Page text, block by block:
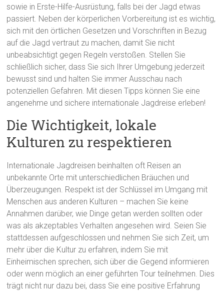
sowie in Erste-Hilfe-Ausrüstung, falls bei der Jagd etwas
passiert. Neben der körperlichen Vorbereitung ist es wichtig,
sich mit den örtlichen Gesetzen und Vorschriften in Bezug
auf die Jagd vertraut zu machen, damit Sie nicht
unbeabsichtigt gegen Regeln verstoßen. Stellen Sie
schließlich sicher, dass Sie sich Ihrer Umgebung jederzeit
bewusst sind und halten Sie immer Ausschau nach
potenziellen Gefahren. Mit diesen Tipps können Sie eine
angenehme und sichere internationale Jagdreise erleben!
Die Wichtigkeit, lokale
Kulturen zu respektieren
Internationale Jagdreisen beinhalten oft Reisen an
unbekannte Orte mit unterschiedlichen Bräuchen und
Überzeugungen. Respekt ist der Schlüssel im Umgang mit
Menschen aus anderen Kulturen – machen Sie keine
Annahmen darüber, wie Dinge getan werden sollten oder
was als akzeptables Verhalten angesehen wird. Seien Sie
stattdessen aufgeschlossen und nehmen Sie sich Zeit, um
mehr über die Kultur zu erfahren, indem Sie mit
Einheimischen sprechen, sich über die Gegend informieren
oder wenn möglich an einer geführten Tour teilnehmen. Dies
trägt nicht nur dazu bei, dass Sie eine positive Erfahrung